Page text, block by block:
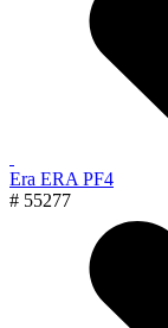
Era ERA PF4
# 55277